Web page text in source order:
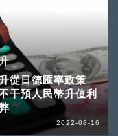
從日德匯率政策
干預人民幣升值利
2022-08-16